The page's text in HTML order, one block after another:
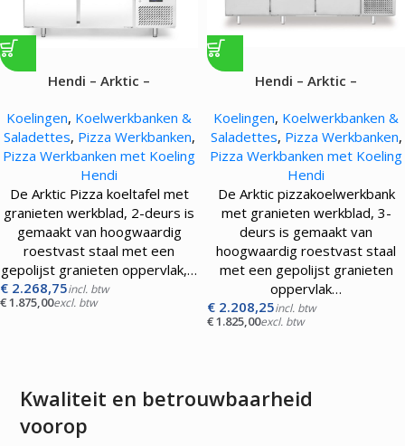
Hendi – Arktic –
werkblad – 250L – 250W
Koelingen, Koelwerkbanken &
Saladettes, Pizza Werkbanken,
Pizza Werkbanken met Koeling
Hendi
De Arktic Pizza koeltafel met
granieten werkblad, 2-deurs is
gemaakt van hoogwaardig
roestvast staal met een
gepolijst granieten oppervlak,…
€ 2.268,75incl. btw
€1.875,00excl. btw
Hendi – Arktic –
werkblad – 375L – 400W
Koelingen, Koelwerkbanken &
Saladettes, Pizza Werkbanken,
Pizza Werkbanken met Koeling
Hendi
De Arktic pizzakoelwerkbank
met granieten werkblad, 3-
deurs is gemaakt van
hoogwaardig roestvast staal
met een gepolijst granieten
oppervlak…
€ 2.208,25incl. btw
€1.825,00excl. btw
Kwaliteit en betrouwbaarheid
voorop